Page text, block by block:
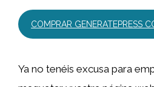
COMPRAR GENERATEPRESS
Ya no tenéis excusa para